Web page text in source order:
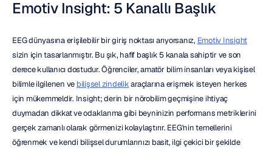
Emotiv Insight: 5 Kanallı Başlık
EEG dünyasına erişilebilir bir giriş noktası arıyorsanız, Emotiv Insight
sizin için tasarlanmıştır. Bu şık, hafif başlık 5 kanala sahiptir ve son
derece kullanıcı dostudur. Öğrenciler, amatör bilim insanları veya kişisel
bilimle ilgilenen ve bilişsel zindelik araçlarına erişmek isteyen herkes
için mükemmeldir. Insight; derin bir nörobilim geçmişine ihtiyaç
duymadan dikkat ve odaklanma gibi beyninizin performans metriklerini
gerçek zamanlı olarak görmenizi kolaylaştırır. EEG'nin temellerini
öğrenmek ve kendi bilişsel durumlarınızı basit, ilgi çekici bir şekilde